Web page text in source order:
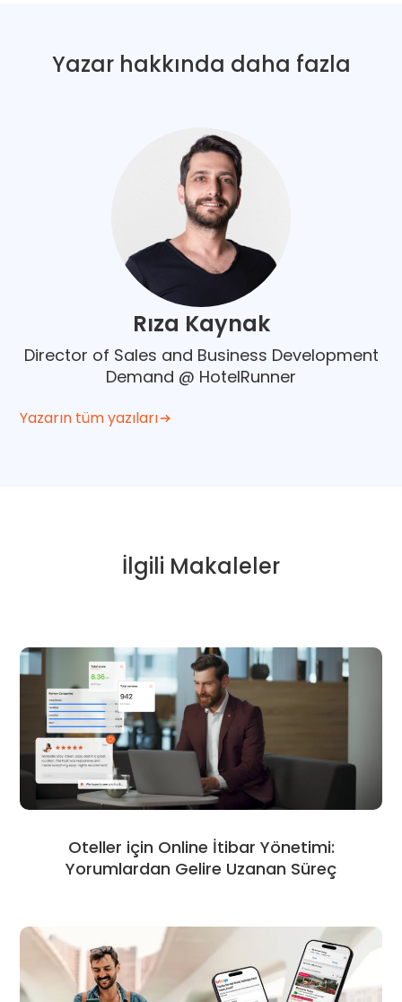
Yazar hakkında daha fazla
Rıza Kaynak
Director of Sales and Business Development
Demand @ HotelRunner
Yazarın tüm yazıları
İlgili Makaleler
Oteller için Online İtibar Yönetimi:
Yorumlardan Gelire Uzanan Süreç